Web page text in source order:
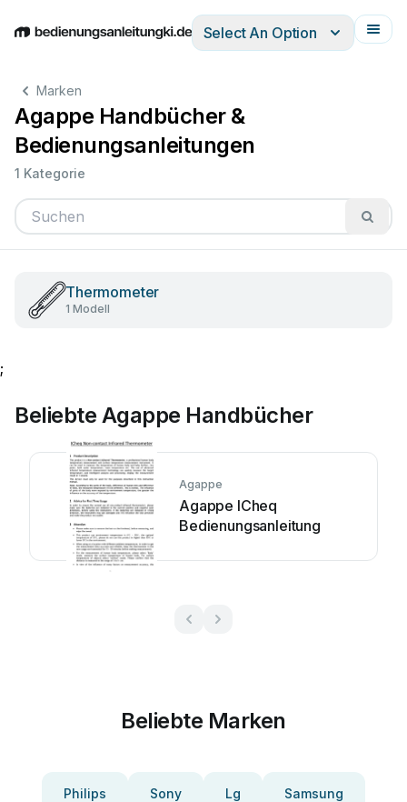
EnglishDeutschEspañolItalianoFrançais
Select An Option
Marken
Agappe Handbücher &
Bedienungsanleitungen
1 Kategorie
Thermometer
1 Modell
;
Beliebte Agappe Handbücher
Agappe
Agappe ICheq
Bedienungsanleitung
Beliebte Marken
Philips Sony Lg Samsung